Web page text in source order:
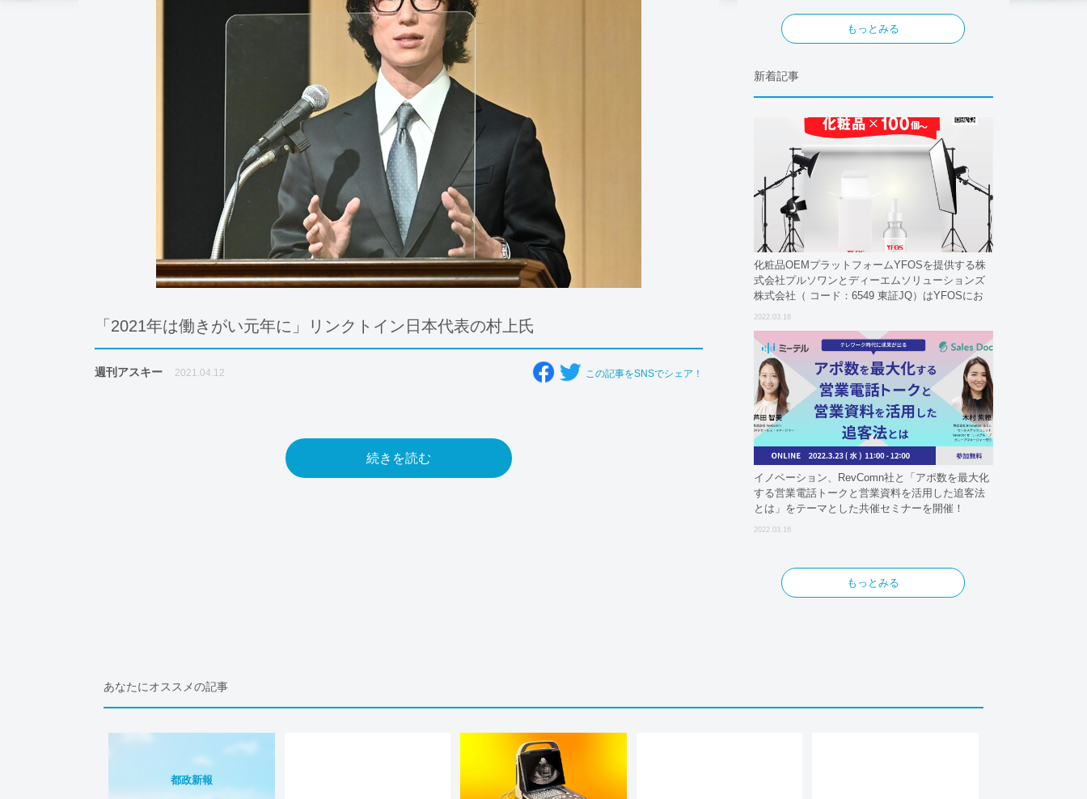
「2021年は働きがい元年に」リンクトイン日本代表の村上氏
週刊アスキー 2021.04.12 この記事をSNSでシェア！
続きを読む
もっとみる
新着記事
化粧品OEMプラットフォームYFOSを提供する株
式会社プルソワンとディーエムソリューションズ
株式会社（ コード：6549 東証JQ）はYFOSにお
2022.03.16
イノベーション、RevComn社と「アポ数を最大化
する営業電話トークと営業資料を活用した追客法
とは」をテーマとした共催セミナーを開催！
2022.03.16
もっとみる
あなたにオススメの記事
都政新報